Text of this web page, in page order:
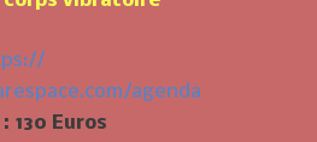
agenda
130 Euros